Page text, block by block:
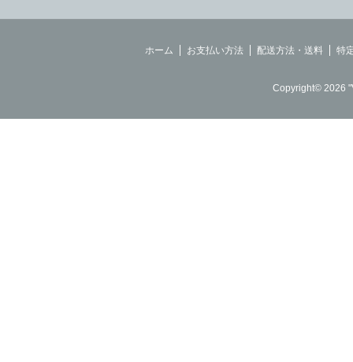
ホーム お支払い方法 配送方法・送料 特
Copyright© 2026